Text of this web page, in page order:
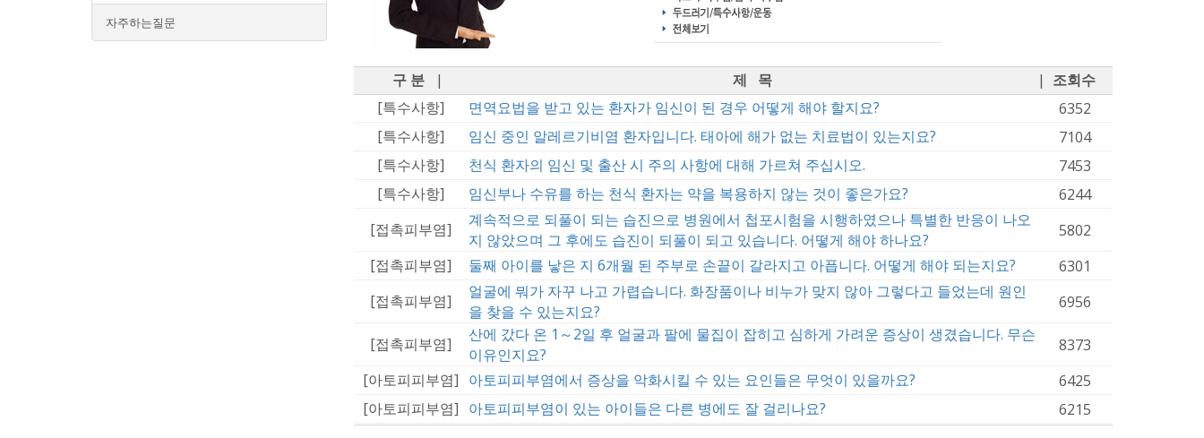
자주하는질문
구 분 | 제 목 | 조회수
[특수사항]
면역요법을 받고 있는 환자가 임신이 된 경우 어떻게 해야 할지요?
6352
[특수사항]
임신 중인 알레르기비염 환자입니다. 태아에 해가 없는 치료법이 있는지요?
7104
[특수사항]
천식 환자의 임신 및 출산 시 주의 사항에 대해 가르쳐 주십시오.
7453
[특수사항]
임신부나 수유를 하는 천식 환자는 약을 복용하지 않는 것이 좋은가요?
6244
[접촉피부염]
계속적으로 되풀이 되는 습진으로 병원에서 첩포시험을 시행하였으나 특별한 반응이 나오
지 않았으며 그 후에도 습진이 되풀이 되고 있습니다. 어떻게 해야 하나요?
5802
[접촉피부염]
둘째 아이를 낳은 지 6개월 된 주부로 손끝이 갈라지고 아픕니다. 어떻게 해야 되는지요?
6301
[접촉피부염]
얼굴에 뭐가 자꾸 나고 가렵습니다. 화장품이나 비누가 맞지 않아 그렇다고 들었는데 원인
을 찾을 수 있는지요?
6956
[접촉피부염]
산에 갔다 온 1～2일 후 얼굴과 팔에 물집이 잡히고 심하게 가려운 증상이 생겼습니다. 무슨
이유인지요?
8373
[아토피피부염] 아토피피부염에서 증상을 악화시킬 수 있는 요인들은 무엇이 있을까요?
6425
[아토피피부염] 아토피피부염이 있는 아이들은 다른 병에도 잘 걸리나요?
6215